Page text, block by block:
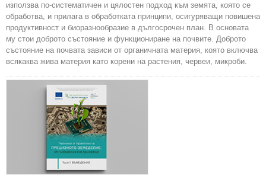
използва по-систематичен и цялостен подход към земята, която се
обработва, и прилага в обработката принципи, осигуряващи повишена
продуктивност и биоразнообразие в дългосрочен план. В основата
му стои доброто състояние и функциониране на почвите. Доброто
състояние на почвата зависи от органичната материя, която включва
всякаква жива материя като корени на растения, червеи, микроби.